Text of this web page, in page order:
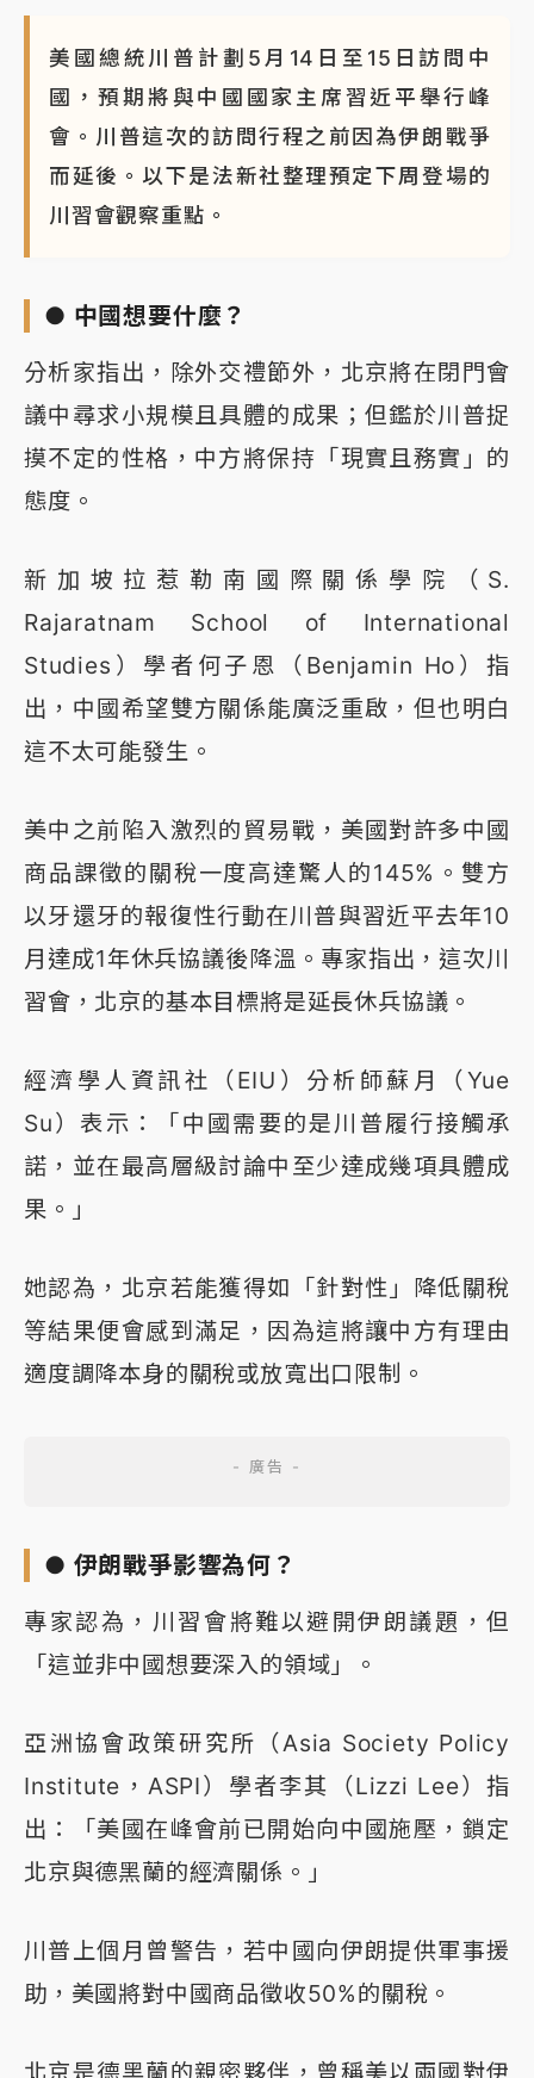
美國總統川普計劃5月14日至15日訪問中
國，預期將與中國國家主席習近平舉行峰
會。川普這次的訪問行程之前因為伊朗戰爭
而延後。以下是法新社整理預定下周登場的
川習會觀察重點。
● 中國想要什麼？
分析家指出，除外交禮節外，北京將在閉門會
議中尋求小規模且具體的成果；但鑑於川普捉
摸不定的性格，中方將保持「現實且務實」的
態度。
新加坡拉惹勒南國際關係學院（S.
Rajaratnam School of International
Studies）學者何子恩（Benjamin Ho）指
出，中國希望雙方關係能廣泛重啟，但也明白
這不太可能發生。
美中之前陷入激烈的貿易戰，美國對許多中國
商品課徵的關稅一度高達驚人的145%。雙方
以牙還牙的報復性行動在川普與習近平去年10
月達成1年休兵協議後降溫。專家指出，這次川
習會，北京的基本目標將是延長休兵協議。
經濟學人資訊社（EIU）分析師蘇月（Yue
Su）表示：「中國需要的是川普履行接觸承
諾，並在最高層級討論中至少達成幾項具體成
果。」
她認為，北京若能獲得如「針對性」降低關稅
等結果便會感到滿足，因為這將讓中方有理由
適度調降本身的關稅或放寬出口限制。
● 伊朗戰爭影響為何？
專家認為，川習會將難以避開伊朗議題，但
「這並非中國想要深入的領域」。
亞洲協會政策研究所（Asia Society Policy
Institute，ASPI）學者李其（Lizzi Lee）指
出：「美國在峰會前已開始向中國施壓，鎖定
北京與德黑蘭的經濟關係。」
川普上個月曾警告，若中國向伊朗提供軍事援
助，美國將對中國商品徵收50%的關稅。